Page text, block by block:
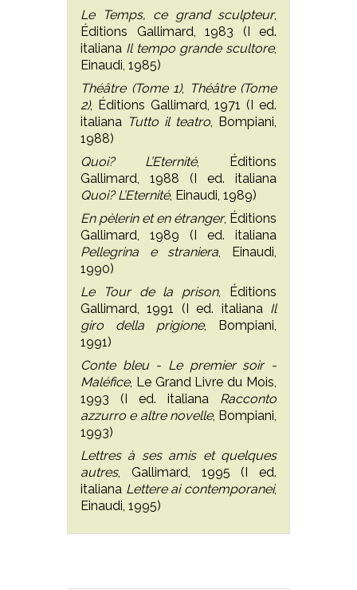
Le Temps, ce grand sculpteur,
Éditions Gallimard, 1983 (I ed.
italiana Il tempo grande scultore,
Einaudi, 1985)
Théâtre (Tome 1), Théâtre (Tome
2), Éditions Gallimard, 1971 (I ed.
italiana Tutto il teatro , Bompiani,
1988)
Quoi? L’Eternité, Éditions
Gallimard, 1988 (I ed. italiana
Quoi? L’Eternité, Einaudi, 1989)
En pèlerin et en étranger, Éditions
Gallimard, 1989 (I ed. italiana
Pellegrina e straniera , Einaudi,
1990)
Le Tour de la prison, Éditions
Gallimard, 1991 (I ed. italiana Il
giro della prigione, Bompiani,
1991)
Conte bleu - Le premier soir -
Maléfice, Le Grand Livre du Mois,
1993 (I ed. italiana Racconto
azzurro e altre novelle, Bompiani,
1993)
Lettres à ses amis et quelques
autres, Gallimard, 1995 (I ed.
italiana Lettere ai contemporanei,
Einaudi, 1995)